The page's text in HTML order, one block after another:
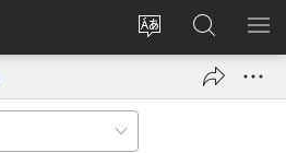
የድረ
ግባ
(አዲስ
JW.ORG
ላይ
መፈለጊያ